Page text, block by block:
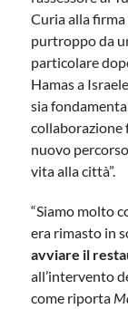
Curia alla
purtroppo da
particolare
Hamas a
sia
collaborazione
nuovo
vita alla città”.
“Siamo molto
era rimasto in
avviare il
all’intervento
come riporta